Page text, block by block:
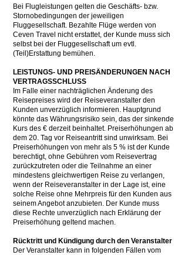
Bei Flugleistungen gelten die Geschäfts- bzw.
Stornobedingungen der jeweiligen
Fluggesellschaft. Bezahlte Flüge werden von
Ceven Travel nicht erstattet, der Kunde muss sich
selbst bei der Fluggesellschaft um evtl.
(Teil)Erstattung bemühen.
LEISTUNGS- UND PREISÄNDERUNGEN NACH
VERTRAGSSCHLUSS
Im Falle einer nachträglichen Änderung des
Reisepreises wird der Reiseveranstalter den
Kunden unverzüglich informieren. Hauptgrund
könnte das Währungsrisiko sein, das der sinkende
Kurs des € derzeit beinhaltet. Preiserhöhungen ab
dem 20. Tag vor Reiseantritt sind unwirksam. Bei
Preiserhöhungen von mehr als 5 % ist der Kunde
berechtigt, ohne Gebühren vom Reisevertrag
zurückzutreten oder die Teilnahme an einer
mindestens gleichwertigen Reise zu verlangen,
wenn der Reiseveranstalter in der Lage ist, eine
solche Reise ohne Mehrpreis für den Kunden aus
seinem Angebot anzubieten. Der Kunde muss
diese Rechte unverzüglich nach Erklärung der
Preiserhöhung geltend machen.
Rücktritt und Kündigung durch den Veranstalter
Der Veranstalter kann in folgenden Fällen vom